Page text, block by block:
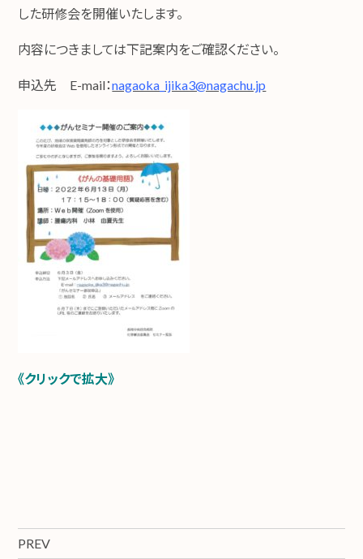
した研修会を開催いたします。
内容につきましては下記案内をご確認ください。
申込先 E-mail：nagaoka_ijika3@nagachu.jp
《クリックで拡大》
PREV